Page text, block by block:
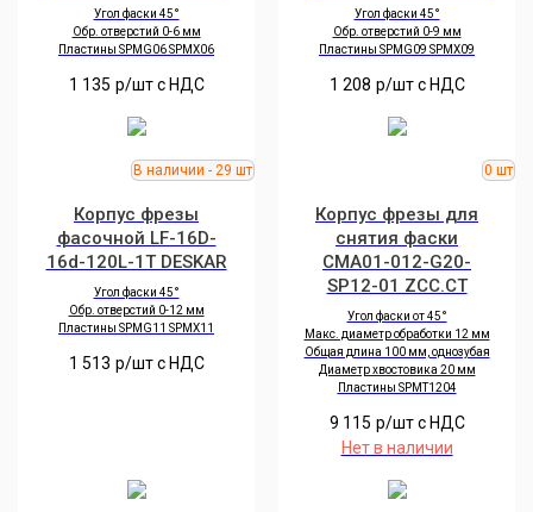
Угол фаски 45°
Обр. отверстий 0-6 мм
Пластины SPMG06 SPMX06
1 135 р/шт c НДС
Угол фаски 45°
Обр. отверстий 0-9 мм
Пластины SPMG09 SPMX09
1 208 р/шт c НДС
Корпус фрезы
фасочной LF-16D-
16d-120L-1T DESKAR
Угол фаски 45°
Обр. отверстий 0-12 мм
Пластины SPMG11 SPMX11
1 513 р/шт c НДС
Корпус фрезы для
снятия фаски
CMA01-012-G20-
SP12-01 ZCC.CT
Угол фаски от 45°
Макс. диаметр обработки 12 мм
Общая длина 100 мм, однозубая
Диаметр хвостовика 20 мм
Пластины SPMT1204
9 115 р/шт c НДС
Нет в наличии